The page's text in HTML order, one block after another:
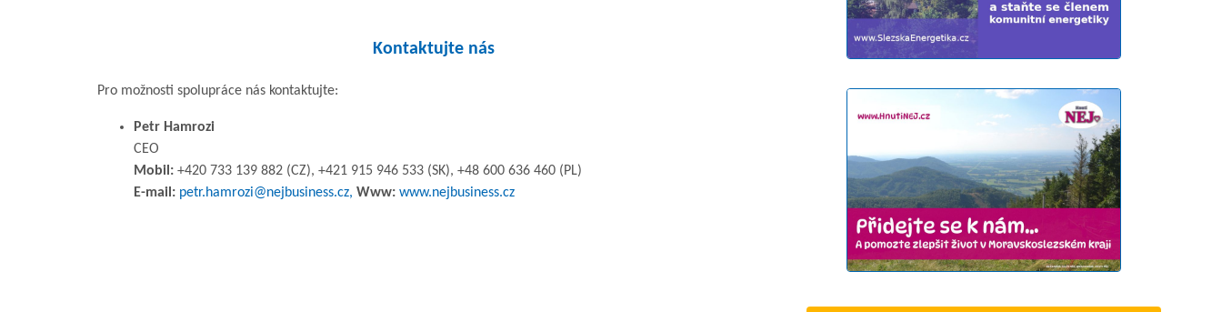
Kontaktujte nás
Pro možnosti spolupráce nás kontaktujte:
Petr Hamrozi
CEO
Mobil: +420 733 139 882 (CZ), +421 915 946 533 (SK), +48 600 636 460 (PL)
E-mail: petr.hamrozi@nejbusiness.cz, Www: www.nejbusiness.cz